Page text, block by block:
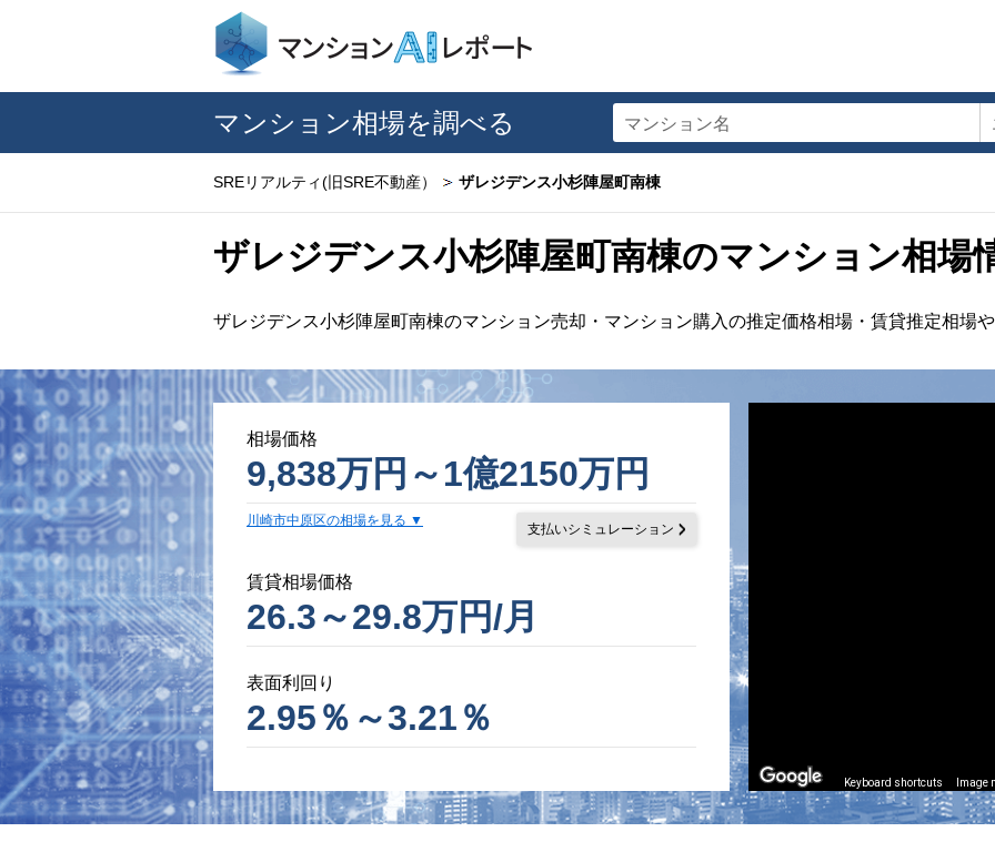
マンション相場を調べる マンション名
SREリアルティ(旧SRE不動産） ザレジデンス小杉陣屋町南棟
ザレジデンス小杉陣屋町南棟のマンション相場
ザレジデンス小杉陣屋町南棟のマンション売却・マンション購入の推定価格相場・賃貸推定相場
相場価格
9,838万円～1億2150万円
川崎市中原区の相場を見る
支払いシミュレーション
賃貸相場価格
26.3～29.8万円/月
表面利回り
2.95％～3.21％
Keyboard shortcuts Image